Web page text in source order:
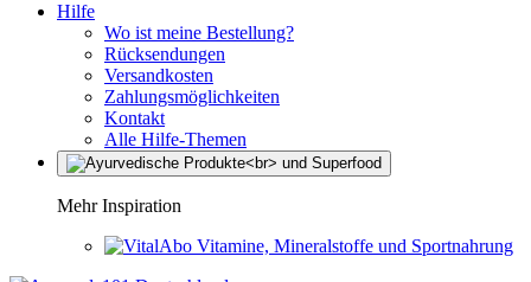
Hilfe
Wo ist meine Bestellung?
Rücksendungen
Versandkosten
Zahlungsmöglichkeiten
Kontakt
Alle Hilfe-Themen
Mehr Inspiration
Vitamine, Mineralstoffe und Sportnahrung